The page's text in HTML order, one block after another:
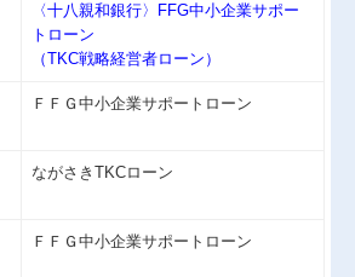
〈十八親和銀行〉FFG中小企業サポー
トローン
（TKC戦略経営者ローン）
ＦＦＧ中小企業サポートローン
ながさきTKCローン
ＦＦＧ中小企業サポートローン